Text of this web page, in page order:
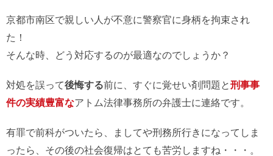
京都市南区で親しい人が不意に警察官に身柄を拘束され
た！
そんな時、どう対応するのが最適なのでしょうか？
対処を誤って後悔する前に、すぐに覚せい剤問題と刑事事
件の実績豊富なアトム法律事務所の弁護士に連絡です。
有罪で前科がついたら、ましてや刑務所行きになってしま
ったら、その後の社会復帰はとても苦労しますね・・・。